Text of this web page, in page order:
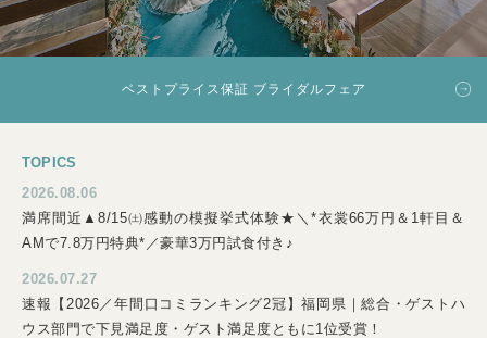
ベストプライス保証 ブライダルフェア
TOPICS
2026.08.06
満席間近▲8/15㈯感動の模擬挙式体験★＼*衣裳66万円＆1軒目＆
AMで7.8万円特典*／豪華3万円試食付き♪
2026.07.27
速報【2026／年間口コミランキング2冠】福岡県｜総合・ゲストハ
ウス部門で下見満足度・ゲスト満足度ともに1位受賞！